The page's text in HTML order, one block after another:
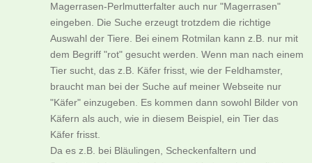
Magerrasen-Perlmutterfalter auch nur "Magerrasen"
eingeben. Die Suche erzeugt trotzdem die richtige
Auswahl der Tiere. Bei einem Rotmilan kann z.B. nur mit
dem Begriff "rot" gesucht werden. Wenn man nach einem
Tier sucht, das z.B. Käfer frisst, wie der Feldhamster,
braucht man bei der Suche auf meiner Webseite nur
"Käfer" einzugeben. Es kommen dann sowohl Bilder von
Käfern als auch, wie in diesem Beispiel, ein Tier das
Käfer frisst.
Da es z.B. bei Bläulingen, Scheckenfaltern und